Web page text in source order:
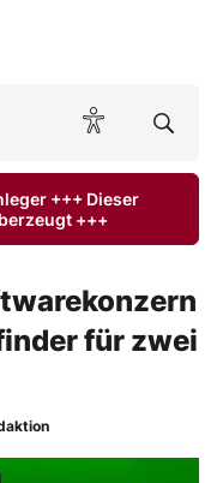
lesen
+++ Dieser
+++
für zwei